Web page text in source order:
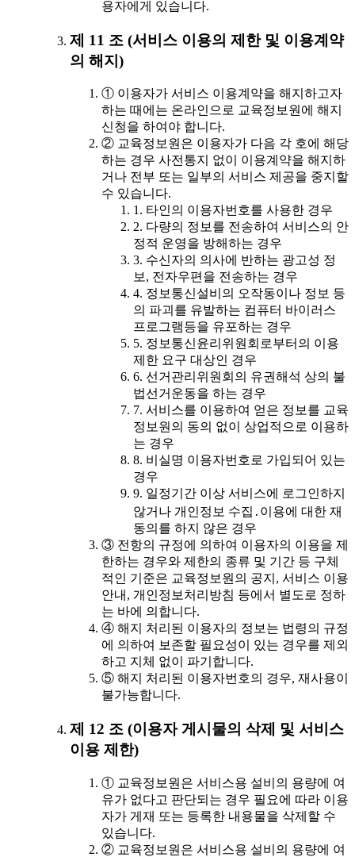
용자에게 있습니다.
제 11 조 (서비스 이용의 제한 및 이용계약
의 해지)
① 이용자가 서비스 이용계약을 해지하고자
하는 때에는 온라인으로 교육정보원에 해지
신청을 하여야 합니다.
② 교육정보원은 이용자가 다음 각 호에 해당
하는 경우 사전통지 없이 이용계약을 해지하
거나 전부 또는 일부의 서비스 제공을 중지할
수 있습니다.
1. 타인의 이용자번호를 사용한 경우
2. 다량의 정보를 전송하여 서비스의 안
정적 운영을 방해하는 경우
3. 수신자의 의사에 반하는 광고성 정
보, 전자우편을 전송하는 경우
4. 정보통신설비의 오작동이나 정보 등
의 파괴를 유발하는 컴퓨터 바이러스
프로그램등을 유포하는 경우
5. 정보통신윤리위원회로부터의 이용
제한 요구 대상인 경우
6. 선거관리위원회의 유권해석 상의 불
법선거운동을 하는 경우
7. 서비스를 이용하여 얻은 정보를 교육
정보원의 동의 없이 상업적으로 이용하
는 경우
8. 비실명 이용자번호로 가입되어 있는
경우
9. 일정기간 이상 서비스에 로그인하지
않거나 개인정보 수집․이용에 대한 재
동의를 하지 않은 경우
③ 전항의 규정에 의하여 이용자의 이용을 제
한하는 경우와 제한의 종류 및 기간 등 구체
적인 기준은 교육정보원의 공지, 서비스 이용
안내, 개인정보처리방침 등에서 별도로 정하
는 바에 의합니다.
④ 해지 처리된 이용자의 정보는 법령의 규정
에 의하여 보존할 필요성이 있는 경우를 제외
하고 지체 없이 파기합니다.
⑤ 해지 처리된 이용자번호의 경우, 재사용이
불가능합니다.
제 12 조 (이용자 게시물의 삭제 및 서비스
이용 제한)
① 교육정보원은 서비스용 설비의 용량에 여
유가 없다고 판단되는 경우 필요에 따라 이용
자가 게재 또는 등록한 내용물을 삭제할 수
있습니다.
② 교육정보원은 서비스용 설비의 용량에 여